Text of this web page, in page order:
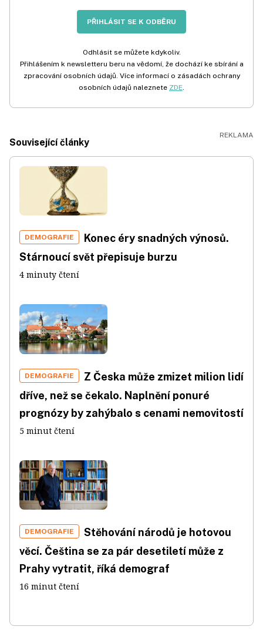
PŘIHLÁSIT SE K ODBĚRU
Odhlásit se můžete kdykoliv.
Přihlášením k newsletteru beru na vědomí, že dochází ke sbírání a
zpracování osobních údajů. Více informací o zásadách ochrany
osobních údajů naleznete ZDE
Související články
DEMOGRAFIE
Konec éry snadných výnosů.
Stárnoucí svět přepisuje burzu
4 minuty čtení
DEMOGRAFIE
Z Česka může zmizet milion lidí
dříve, než se čekalo. Naplnění ponuré
prognózy by zahýbalo s cenami nemovitostí
5 minut čtení
DEMOGRAFIE
Stěhování národů je hotovou
věcí. Čeština se za pár desetiletí může z
Prahy vytratit, říká demograf
16 minut čtení